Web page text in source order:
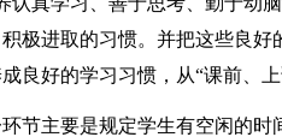
极进取的习惯。并把这些良
良好的学习习惯，从“课前、上
节主要是规定学生有空闲的